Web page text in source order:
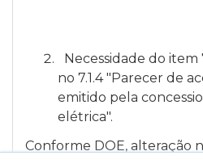
Necessidade do
no 7.1.4 "Parecer de
emitido pela
elétrica".
Conforme DOE, alteração